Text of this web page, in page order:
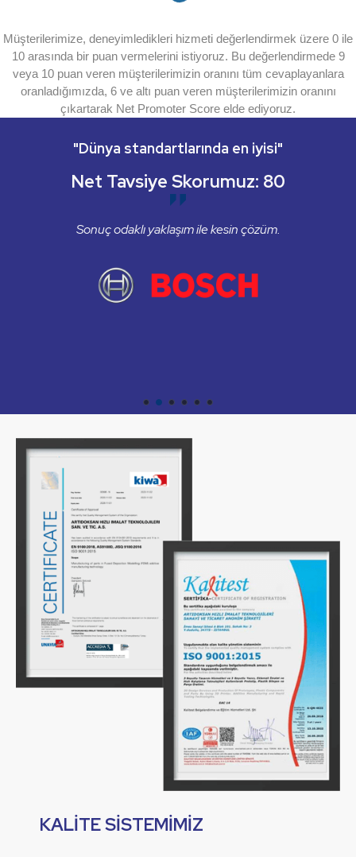
"Dünya standartlarında en iyisi"
Net Tavsiye Skorumuz: 80
Sonuç odaklı yaklaşım ile kesin çözüm.
Müşterilerimize, deneyimledikleri hizmeti değerlendirmek üzere 0 ile
10 arasında bir puan vermelerini istiyoruz. Bu değerlendirmede 9
veya 10 puan veren müşterilerimizin oranını tüm cevaplayanlara
oranladığımızda, 6 ve altı puan veren müşterilerimizin oranını
çıkartarak Net Promoter Score elde ediyoruz.
KALİTE SİSTEMİMİZ